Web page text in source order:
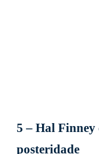
5 – Hal Finney
posteridade